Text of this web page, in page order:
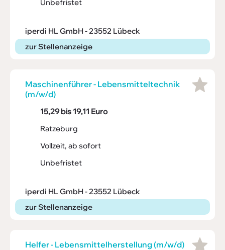
Unbefristet
iperdi HL GmbH - 23552 Lübeck
zur Stellenanzeige
Maschi­nen­führer - Lebens­mit­tel­technik
(m/w/d)
15,29 bis 19,11 Euro
Ratzeburg
Vollzeit, ab sofort
Unbefristet
iperdi HL GmbH - 23552 Lübeck
zur Stellenanzeige
Helfer - Lebens­mit­tel­her­stel­lung (m/w/d)